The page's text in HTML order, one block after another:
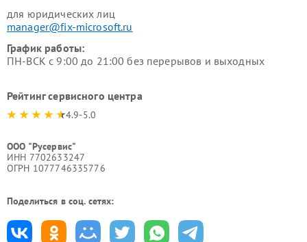
для юридических лиц
manager@fix-microsoft.ru
График работы:
ПН-ВСК с 9:00 до 21:00 без перерывов и выходных
Рейтинг сервисного центра
4.9-5.0
ООО "Русервис"
ИНН 7702633247
ОГРН 1077746335776
Поделиться в соц. сетях: